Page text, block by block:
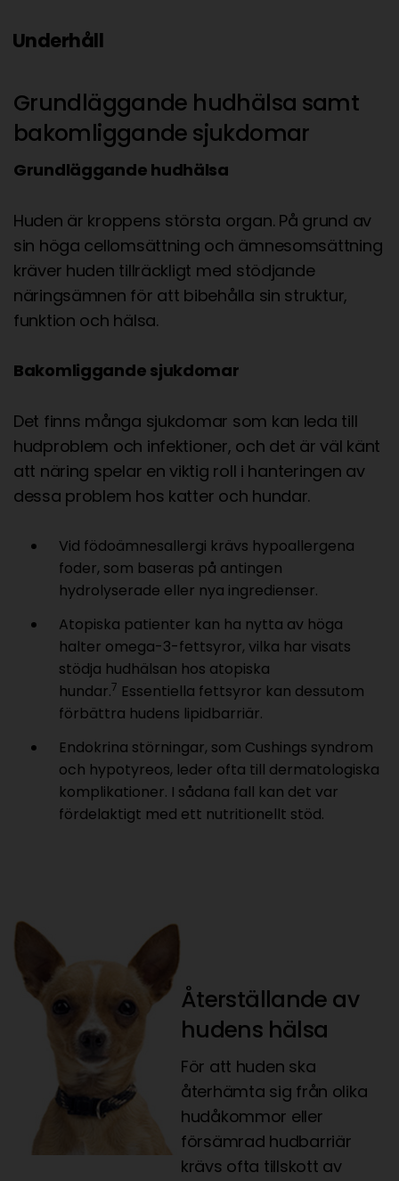
Underhåll
Grundläggande hudhälsa samt
bakomliggande sjukdomar
Grundläggande hudhälsa
Huden är kroppens största organ. På grund av
sin höga cellomsättning och ämnesomsättning
kräver huden tillräckligt med stödjande
näringsämnen för att bibehålla sin struktur,
funktion och hälsa.
Bakomliggande sjukdomar
Det finns många sjukdomar som kan leda till
hudproblem och infektioner, och det är väl känt
att näring spelar en viktig roll i hanteringen av
dessa problem hos katter och hundar.
Vid födoämnesallergi krävs hypoallergena
foder, som baseras på antingen
hydrolyserade eller nya ingredienser.
Atopiska patienter kan ha nytta av höga
halter omega-3-fettsyror, vilka har visats
stödja hudhälsan hos atopiska
hundar.7 Essentiella fettsyror kan dessutom
förbättra hudens lipidbarriär.
Endokrina störningar, som Cushings syndrom
och hypotyreos, leder ofta till dermatologiska
komplikationer. I sådana fall kan det var
fördelaktigt med ett nutritionellt stöd.
Återställande av
hudens hälsa
För att huden ska
återhämta sig från olika
hudåkommor eller
försämrad hudbarriär
krävs ofta tillskott av